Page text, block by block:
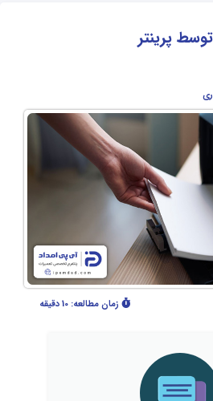
پرینتر
زمان مطالعه: 10 دقیقه